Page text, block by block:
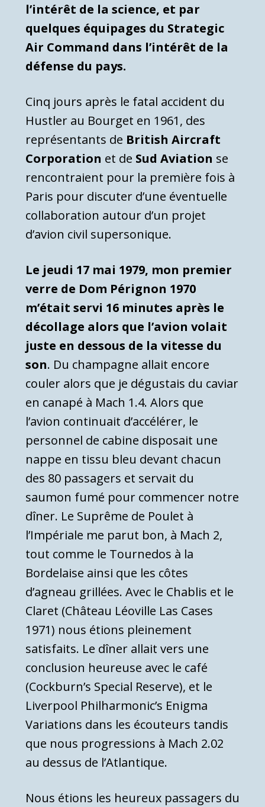
l’intérêt de la science, et par
quelques équipages du Strategic
Air Command dans l’intérêt de la
défense du pays.
Cinq jours après le fatal accident du
Hustler au Bourget en 1961, des
représentants de British Aircraft
Corporation et de Sud Aviation se
rencontraient pour la première fois à
Paris pour discuter d’une éventuelle
collaboration autour d’un projet
d’avion civil supersonique.
Le jeudi 17 mai 1979, mon premier
verre de Dom Pérignon 1970
m’était servi 16 minutes après le
décollage alors que l’avion volait
juste en dessous de la vitesse du
son. Du champagne allait encore
couler alors que je dégustais du caviar
en canapé à Mach 1.4. Alors que
l’avion continuait d’accélérer, le
personnel de cabine disposait une
nappe en tissu bleu devant chacun
des 80 passagers et servait du
saumon fumé pour commencer notre
dîner. Le Suprême de Poulet à
l’Impériale me parut bon, à Mach 2,
tout comme le Tournedos à la
Bordelaise ainsi que les côtes
d’agneau grillées. Avec le Chablis et le
Claret (Château Léoville Las Cases
1971) nous étions pleinement
satisfaits. Le dîner allait vers une
conclusion heureuse avec le café
(Cockburn’s Special Reserve), et le
Liverpool Philharmonic’s Enigma
Variations dans les écouteurs tandis
que nous progressions à Mach 2.02
au dessus de l’Atlantique.
Nous étions les heureux passagers du